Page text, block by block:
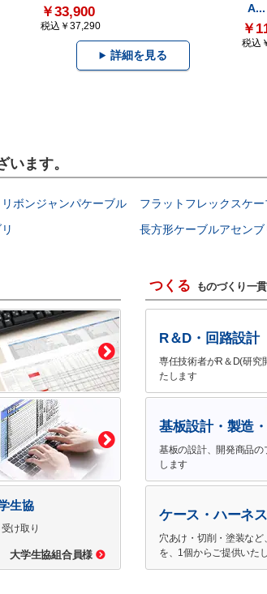
￥33,900
税込￥37,290
詳細を見る
A...
￥
税込
ます。
ボンジャンパケーブル フラットフレックスケー
長方形ケーブルアセンブ
生協
け取り
大学生協組合員様
つくる ものづくり一
R＆D・回路設計
専任技術者がR＆D(研究
たします
基板設計・製造
基板の設計、開発商品
します
ケース・ハーネ
穴あけ・切削・塗装な
を、1個からご提供いた